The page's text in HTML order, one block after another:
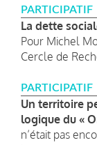
PARTICIPATIF
La dette
Pour Michel
Cercle de
PARTICIPATIF
Un territoire
logique du «
n’était pas